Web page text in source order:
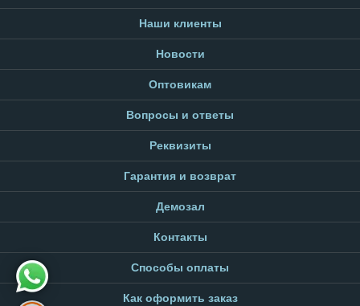
Наши клиенты
Новости
Оптовикам
Вопросы и ответы
Реквизиты
Гарантия и возврат
Демозал
Контакты
Способы оплаты
Как оформить заказ